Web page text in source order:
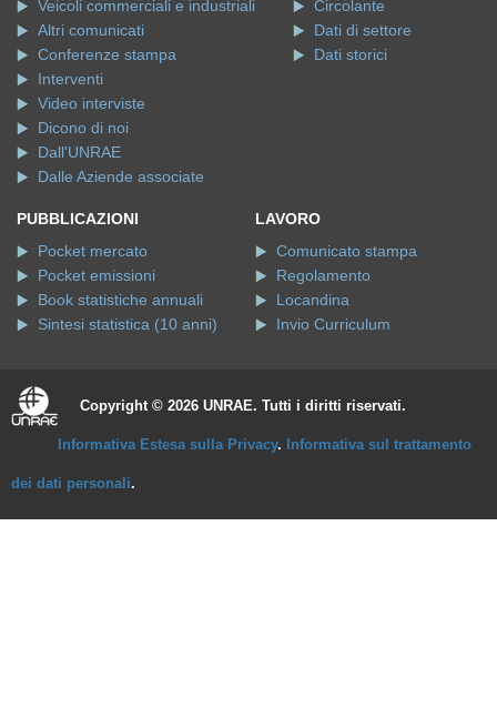
Veicoli commerciali e industriali
Altri comunicati
Conferenze stampa
Interventi
Video interviste
Dicono di noi
Dall'UNRAE
Dalle Aziende associate
Circolante
Dati di settore
Dati storici
PUBBLICAZIONI
Pocket mercato
Pocket emissioni
Book statistiche annuali
Sintesi statistica (10 anni)
LAVORO
Comunicato stampa
Regolamento
Locandina
Invio Curriculum
Copyright © 2026 UNRAE. Tutti i diritti riservati.
Informativa Estesa sulla Privacy. Informativa sul trattamento
dei dati personali.